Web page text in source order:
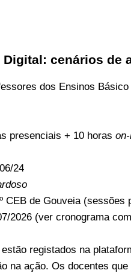
cenários de
dos Ensinos
presenciais + 10 horas
24
CEB de Gouveia (sessões
2026 (ver cronograma
registados na
na ação. Os docentes